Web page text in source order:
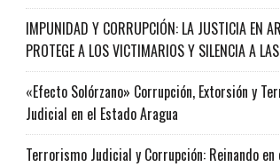
IMPUNIDAD Y CORRUPCIÓN: LA JUSTICIA EN
PROTEGE A LOS VICTIMARIOS Y SILENCIA A
«Efecto Solórzano» Corrupción, Extorsión y
Judicial en el Estado Aragua
Terrorismo Judicial y Corrupción: Reinando